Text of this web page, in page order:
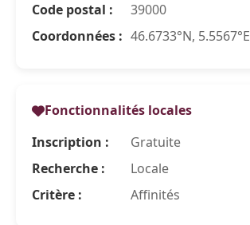
Code postal :
39000
Coordonnées : 46.6733°N, 5.5567°E
Fonctionnalités locales
Inscription :
Gratuite
Recherche :
Locale
Critère :
Affinités